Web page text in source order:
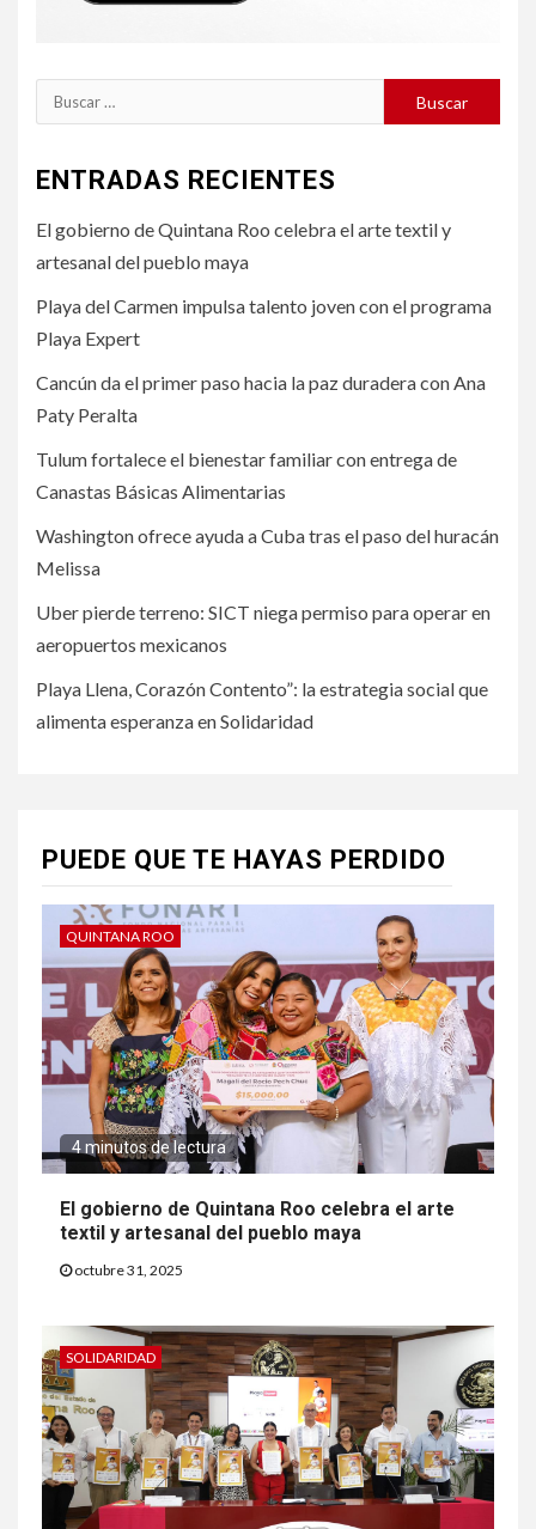
Buscar:
ENTRADAS RECIENTES
El gobierno de Quintana Roo celebra el arte textil y
artesanal del pueblo maya
Playa del Carmen impulsa talento joven con el programa
Playa Expert
Cancún da el primer paso hacia la paz duradera con Ana
Paty Peralta
Tulum fortalece el bienestar familiar con entrega de
Canastas Básicas Alimentarias
Washington ofrece ayuda a Cuba tras el paso del huracán
Melissa
Uber pierde terreno: SICT niega permiso para operar en
aeropuertos mexicanos
Playa Llena, Corazón Contento”: la estrategia social que
alimenta esperanza en Solidaridad
PUEDE QUE TE HAYAS PERDIDO
QUINTANA ROO
4 minutos de lectura
El gobierno de Quintana Roo celebra el arte
textil y artesanal del pueblo maya
octubre 31, 2025
SOLIDARIDAD